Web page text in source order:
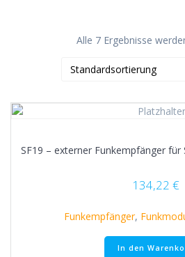
Alle 7 Ergebnisse
SF19 – externer Funkempfänger
134,22 €
Funkempfänger,
In den